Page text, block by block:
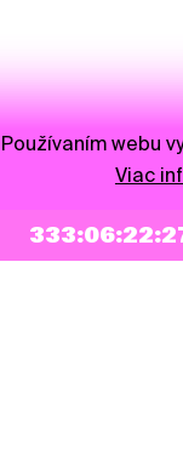
Používaním webu
Viac